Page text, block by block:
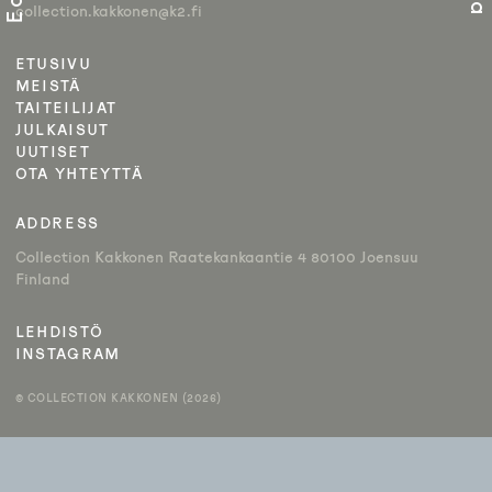
ETUSIVU
MEISTÄ
TAITEILIJAT
JULKAISUT
UUTISET
OTA YHTEYTTÄ
ADDRESS
Collection Kakkonen Raatekankaantie 4 80100 Joensuu
Finland
collection.kakkonen@k2.fi
LEHDISTÖ
INSTAGRAM
© COLLECTION KAKKONEN (2026)